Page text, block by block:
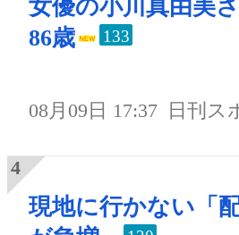
女優の小川真由美
86歳
133
08月09日 17:37 日刊ス
現地に行かない「配